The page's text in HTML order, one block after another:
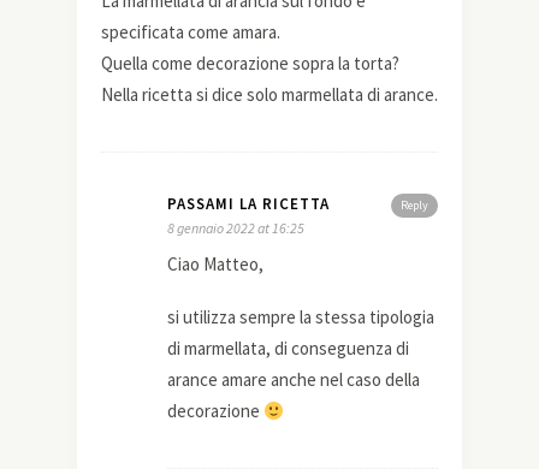
specificata come amara.
Quella come decorazione sopra la torta?
Nella ricetta si dice solo marmellata di arance.
Reply
PASSAMI LA RICETTA
8 gennaio 2022 at 16:25
Ciao Matteo,
si utilizza sempre la stessa tipologia
di marmellata, di conseguenza di
arance amare anche nel caso della
decorazione